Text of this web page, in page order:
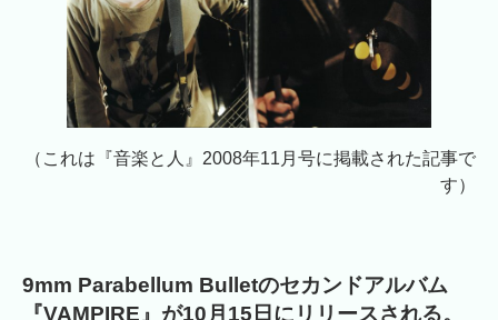
（これは『音楽と人』2008年11月号に掲載された記事で
す）
9mm Parabellum Bulletのセカンドアルバム
『VAMPIRE』が10月15日にリリースされる。